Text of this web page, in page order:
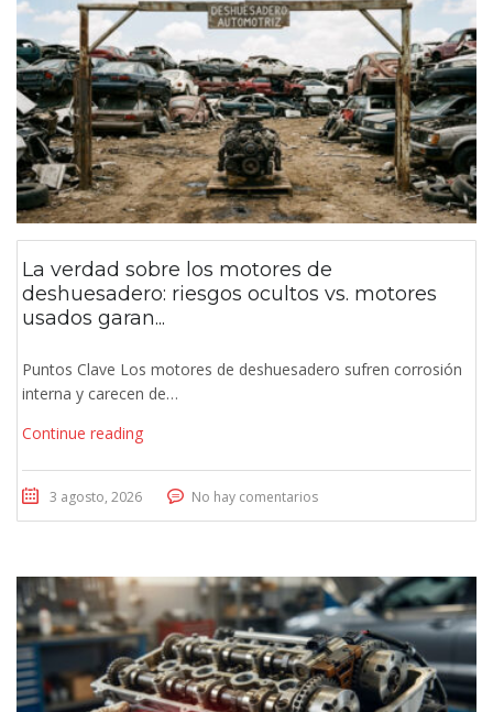
La verdad sobre los motores de
deshuesadero: riesgos ocultos vs. motores
usados garan...
Puntos Clave Los motores de deshuesadero sufren corrosión
interna y carecen de…
Continue reading
3 agosto, 2026 No hay comentarios